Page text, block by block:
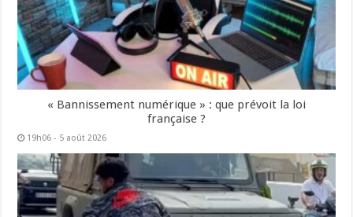
« Bannissement numérique » : que prévoit la loi
française ?
19h06 - 5 août 2026